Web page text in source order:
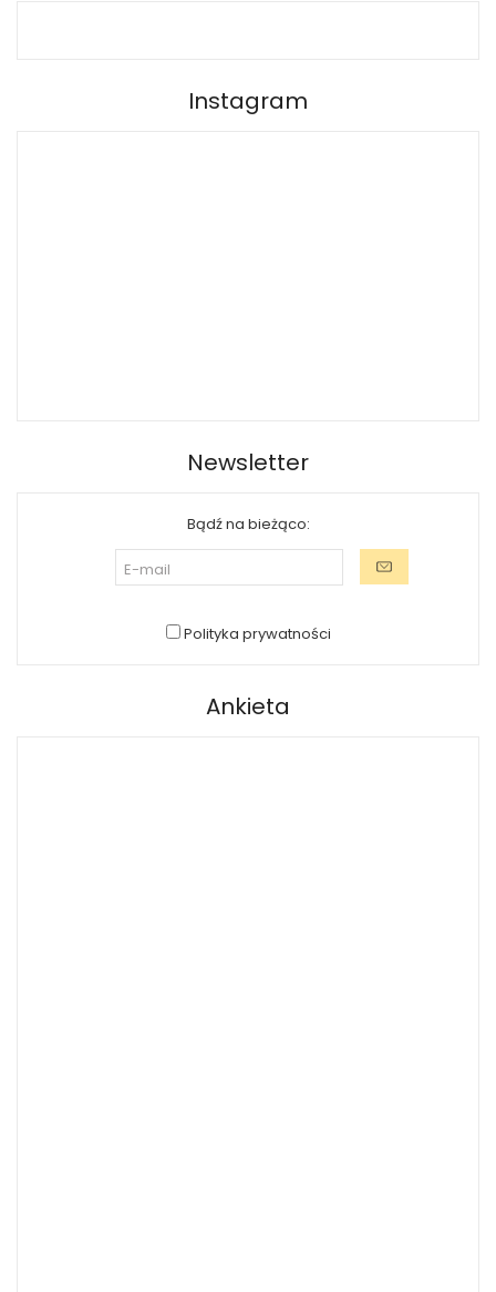
Instagram
Newsletter
Bądź na bieżąco:
Polityka prywatności
Ankieta